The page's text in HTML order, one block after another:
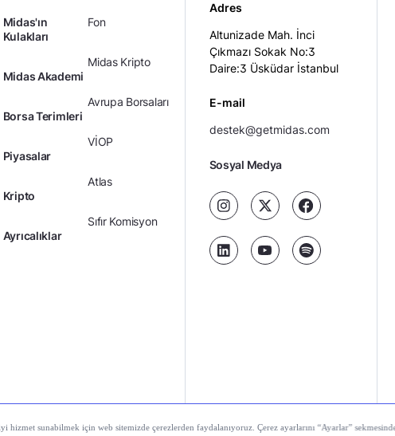
Midas'ın
Kulakları
Midas Akademi
Borsa Terimleri
Piyasalar
Kripto
Ayrıcalıklar
Fon
Midas Kripto
Avrupa Borsaları
VİOP
Atlas
Sıfır Komisyon
Adres
Altunizade Mah. İnci
Çıkmazı Sokak No:3
Daire:3 Üsküdar İstanbul
E-mail
destek@getmidas.com
Sosyal Medya